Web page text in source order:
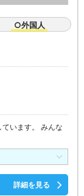
○外国人
います。 みんな
詳細を見る